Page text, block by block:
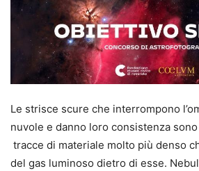
Le strisce scure che interrompono
nuvole e danno loro consistenza sono
tracce di materiale molto più denso
del gas luminoso dietro di esse.